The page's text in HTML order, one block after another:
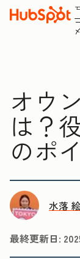
オウ
は？
のポ
水落
最終更新日: